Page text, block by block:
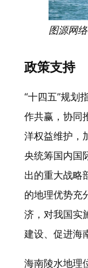
图源网络
政策支持
“十四五”规划
作共赢，协同
洋权益维护，
央统筹国内国
出的重大战略
的地理优势充
济，对我国实
建设、促进海
海南陵水地理